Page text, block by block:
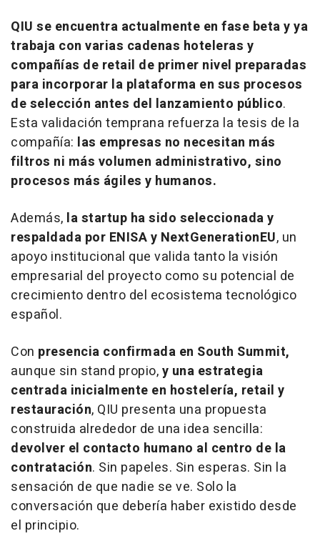
QIU se encuentra actualmente en fase beta y ya
trabaja con varias cadenas hoteleras y
compañías de retail de primer nivel preparadas
para incorporar la plataforma en sus procesos
de selección antes del lanzamiento público.
Esta validación temprana refuerza la tesis de la
compañía: las empresas no necesitan más
filtros ni más volumen administrativo, sino
procesos más ágiles y humanos.
Además, lastartup ha sido seleccionada y
respaldada por ENISA y NextGenerationEU, un
apoyo institucional que valida tanto la visión
empresarial del proyecto como su potencial de
crecimiento dentro del ecosistema tecnológico
español.
Con presencia confirmada en South Summit,
aunque sin stand propio,y una estrategia
centrada inicialmente en hostelería, retail y
restauración, QIU presenta una propuesta
construida alrededor de una idea sencilla:
devolver el contacto humano al centro de la
contratación. Sin papeles. Sin esperas. Sin la
sensación de que nadie se ve. Solo la
conversación que debería haber existido desde
el principio.